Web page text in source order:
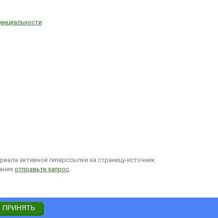
активной гиперссылки на страницу-источник.
отправьте запрос.
ПРИНЯТЬ